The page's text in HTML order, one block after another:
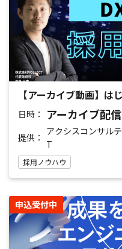
【アーカイブ動画】は
日時： アーカイブ配信
提供：
アクシスコンサル
T
採用ノウハウ
申込受付中